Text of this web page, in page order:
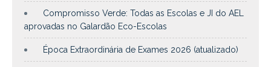
Compromisso Verde: Todas as Escolas e JI do AEL
aprovadas no Galardão Eco-Escolas
Época Extraordinária de Exames 2026 (atualizado)